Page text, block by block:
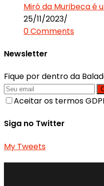
Miró da Muribeca é
25/11/2023/
0 Comments
Newsletter
Fique por dentro da
Aceitar os termos
Siga no Twitter
My Tweets